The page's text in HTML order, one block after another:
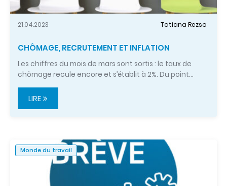
21.04.2023 Tatiana Rezso
CHÔMAGE, RECRUTEMENT ET INFLATION
Les chiffres du mois de mars sont sortis : le taux de
chômage recule encore et s’établit à 2%. Du point…
LIRE
Monde du travail